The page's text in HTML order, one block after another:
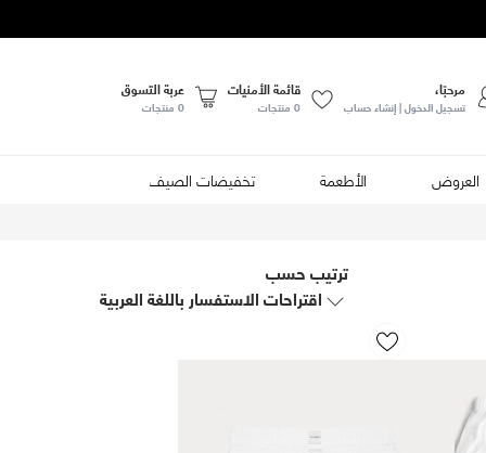
مرحبًا،
تسجيل الدخول | إنشاء حساب
قائمة الأمنيات
0 منتجات
عربة التسوق
0 منتجات
العروض الأطعمة تخفيضات الصيف
ترتيب حسب
اقتراحات الاستفسار باللغة العربية